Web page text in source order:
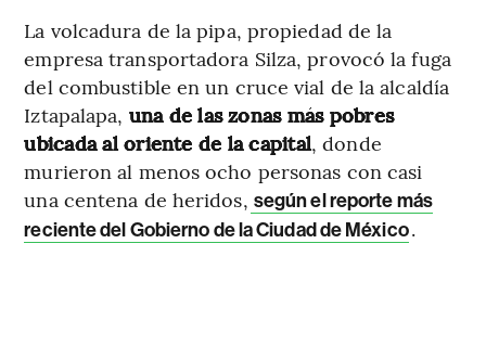
La volcadura de la pipa, propiedad de la
empresa transportadora Silza, provocó la fuga
del combustible en un cruce vial de la alcaldía
Iztapalapa, una de las zonas más pobres
ubicada al oriente de la capital, donde
murieron al menos ocho personas con casi
una centena de heridos, según el reporte más
reciente del Gobierno de la Ciudad de México.